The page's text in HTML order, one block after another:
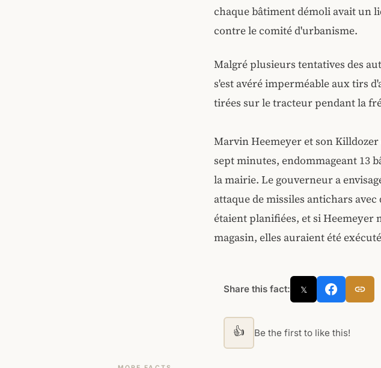
chaque bâtiment démoli avait un
contre le comité d'urbanisme.
Malgré plusieurs tentatives des
s'est avéré imperméable aux tirs
tirées sur le tracteur pendant la
Marvin Heemeyer et son
sept minutes, endommageant 13
la mairie. Le gouverneur a
attaque de missiles antichars
étaient planifiées, et si Heemeyer
magasin, elles auraient été
Share this fact: 𝕏
👍 Be the first to like this!